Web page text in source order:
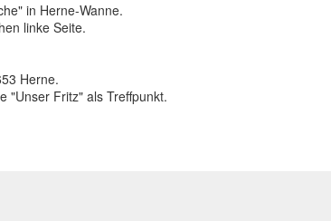
in Herne-Wanne.
linke Seite.
Herne.
"Unser Fritz" als Treffpunkt.